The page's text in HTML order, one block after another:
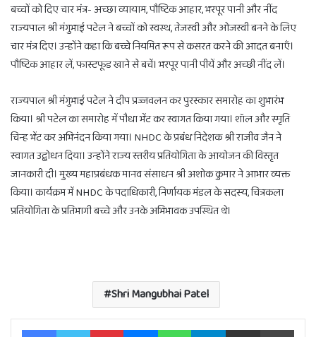
बच्चों को दिए चार मंत्र- अच्छा व्यायाम, पौष्टिक आहार, भरपूर पानी और नींद
राज्यपाल श्री मंगुभाई पटेल ने बच्चों को स्वस्थ, तेजस्वी और ओजस्वी बनने के लिए
चार मंत्र दिए। उन्होंने कहा कि बच्चे नियमित रूप से कसरत करने की आदत बनाएँ।
पौष्टिक आहार लें, फास्टफूड खाने से बचें। भरपूर पानी पीयें और अच्छी नींद लें।
राज्यपाल श्री मंगुभाई पटेल ने दीप प्रज्जवलन कर पुरस्कार समारोह का शुभारंभ
किया। श्री पटेल का समारोह में पौधा भेंट कर स्वागत किया गया। शॉल और स्मृति
चिन्ह भेंट कर अभिनंदन किया गया। NHDC के प्रबंध निदेशक श्री राजीव जैन ने
स्वागत उद्बोधन दिया। उन्होंने राज्य स्तरीय प्रतियोगिता के आयोजन की विस्तृत
जानकारी दी। मुख्य महाप्रबंधक मानव संसाधन श्री अशोक कुमार ने आभार व्यक्त
किया। कार्यक्रम में NHDC के पदाधिकारी, निर्णायक मंडल के सदस्य, चित्रकला
प्रतियोगिता के प्रतिभागी बच्चे और उनके अभिभावक उपस्थित थे।
Shri Mangubhai Patel
FacebookTwitter PinterestMessengerWhatsAppTelegramShare via Email Print